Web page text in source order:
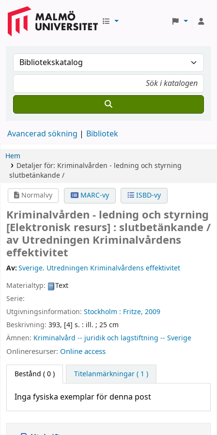
Avancerad sökning Bibliotek
Hem
Detaljer för: Kriminalvården - ledning och styrning
slutbetänkande /
Normalvy
MARC-vy ISBD-vy
Kriminalvården - ledning och styrning
[Elektronisk resurs] : slutbetänkande /
av Utredningen Kriminalvårdens
effektivitet
Av:Sverige. Utredningen Kriminalvårdens effektivitet
Materialtyp:
Text
Serie:
Utgivningsinformation: Stockholm : Fritze, 2009
Beskrivning: 393, [4] s. : ill. ; 25 cm
Ämnen: Kriminalvård -- juridik och lagstiftning -- Sverige
Onlineresurser: Online access
Bestånd ( 0 ) Titelanmärkningar ( 1 )
Inga fysiska exemplar för denna post